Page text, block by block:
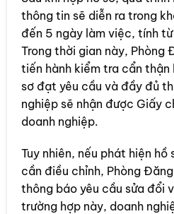
thông tin sẽ diễn ra trong
đến 5 ngày làm việc, tính
Trong thời gian này, Phòng
tiến hành kiểm tra cẩn thận
sơ đạt yêu cầu và đầy đủ
nghiệp sẽ nhận được Giấy
doanh nghiệp.
Tuy nhiên, nếu phát hiện hồ
cần điều chỉnh, Phòng
thông báo yêu cầu sửa đổi
trường hợp này, doanh